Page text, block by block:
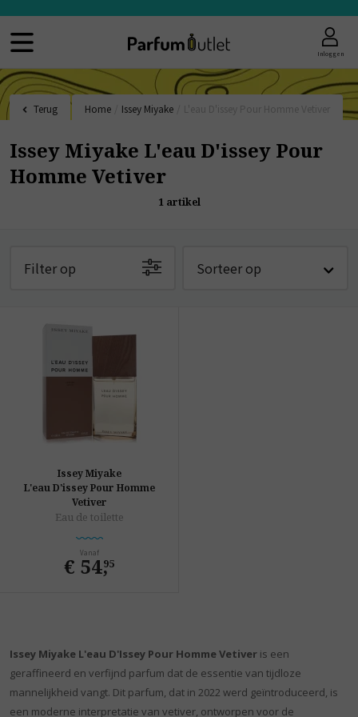
Inloggen
Terug Home Issey Miyake
Issey Miyake L'eau D'issey Pour
Homme Vetiver
1 artikel
Filter op Sorteer op
Issey Miyake
L'eau D'issey Pour Homme
Vetiver
Eau de toilette
Vanaf
€ 54,
95
Issey Miyake L'eau D'Issey Pour Homme Vetiver is een
geraffineerd en verfijnd parfum dat de essentie van tijdloze
mannelijkheid vangt. Dit parfum, dat in 2022 werd geïntroduceerd, is
een moderne interpretatie van vetiver, ontworpen voor de